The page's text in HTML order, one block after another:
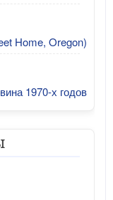
Home, Oregon)
1970-х годов